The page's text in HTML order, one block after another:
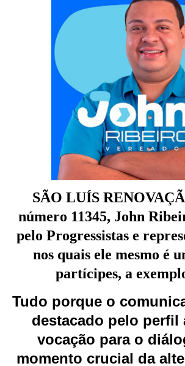
SÃO LUÍS
número 11345, John
pelo Progressistas e
nos quais ele mesmo é
partícipes, a
Tudo porque o
destacado pelo perfil
vocação para o
momento crucial da